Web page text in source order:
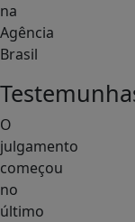
na
Agência
Brasil
O
julgamento
começou
no
último